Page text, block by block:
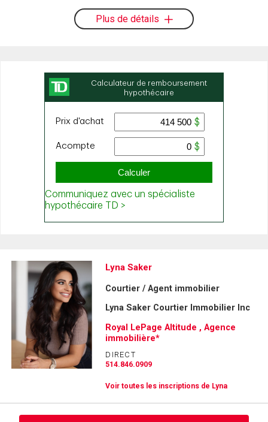
Plus de détails
Lyna Saker
Courtier / Agent immobilier
Lyna Saker Courtier Immobilier Inc
Royal LePage Altitude , Agence
immobilière*
DIRECT
514.846.0909
Voir toutes les inscriptions de Lyna